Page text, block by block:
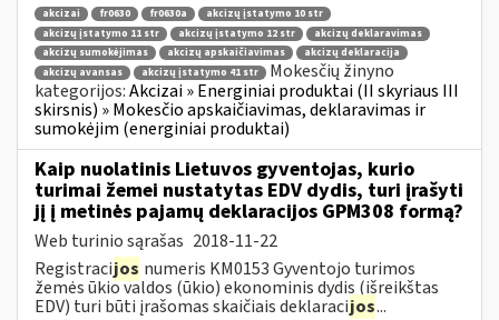
akcizai fr0630 fr0630a
akcizų įstatymo 10 str
akcizų įstatymo 11 str
akcizų įstatymo 12 str
akcizų deklaravimas
akcizų sumokėjimas
akcizų apskaičiavimas
akcizų deklaracija
akcizų avansas
akcizų įstatymo 41 str
Mokesčių žinyno
kategorijos:Akcizai » Energiniai produktai (II skyriaus III
skirsnis) » Mokesčio apskaičiavimas, deklaravimas ir
sumokėjim (energiniai produktai)
Kaip nuolatinis Lietuvos gyventojas, kurio
turimai žemei nustatytas EDV dydis, turi įrašyti
jį į metinės pajamų deklaracijos GPM308 formą?
Web turinio sąrašas 2018-11-22
Registracijos numeris KM0153 Gyventojo turimos
žemės ūkio valdos (ūkio) ekonominis dydis (išreikštas
EDV) turi būti įrašomas skaičiais deklaracijos...